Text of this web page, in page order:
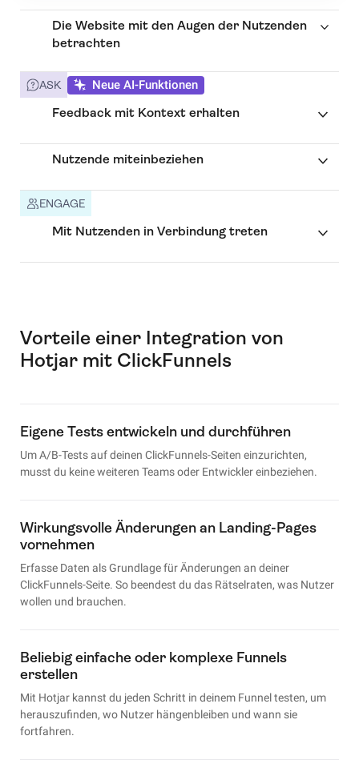
Die Website mit den Augen der Nutzenden
betrachten
ASK Neue AI-Funktionen
Feedback mit Kontext erhalten
Nutzende miteinbeziehen
ENGAGE
Mit Nutzenden in Verbindung treten
Vorteile einer Integration von
Hotjar mit ClickFunnels
Eigene Tests entwickeln und durchführen
Um A/B-Tests auf deinen ClickFunnels-Seiten einzurichten,
musst du keine weiteren Teams oder Entwickler einbeziehen.
Wirkungsvolle Änderungen an Landing-Pages
vornehmen
Erfasse Daten als Grundlage für Änderungen an deiner
ClickFunnels-Seite. So beendest du das Rätselraten, was Nutzer
wollen und brauchen.
Beliebig einfache oder komplexe Funnels
erstellen
Mit Hotjar kannst du jeden Schritt in deinem Funnel testen, um
herauszufinden, wo Nutzer hängenbleiben und wann sie
fortfahren.